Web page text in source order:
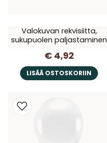
Valokuvan rekvisiitta,
sukupuolen paljastaminen
€ 4,92
LISÄÄ OSTOSKORIIN